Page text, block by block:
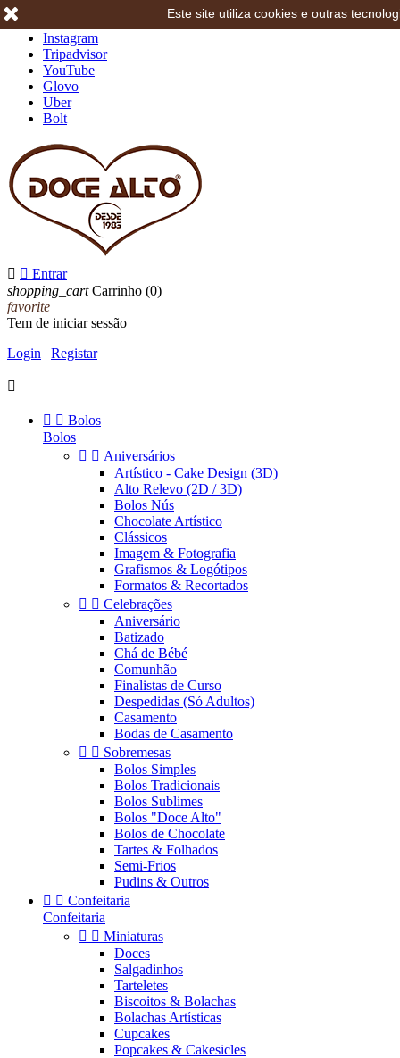
Instagram
Tripadvisor
YouTube
Glovo
Uber
Bolt
  Entrar
shopping_cart Carrinho (0)
favorite
Tem de iniciar sessão
Login | Registar

  Bolos
Bolos
  Aniversários
Artístico - Cake Design (3D)
Alto Relevo (2D / 3D)
Bolos Nús
Chocolate Artístico
Clássicos
Imagem & Fotografia
Grafismos & Logótipos
Formatos & Recortados
  Celebrações
Aniversário
Batizado
Chá de Bébé
Comunhão
Finalistas de Curso
Despedidas (Só Adultos)
Casamento
Bodas de Casamento
  Sobremesas
Bolos Simples
Bolos Tradicionais
Bolos Sublimes
Bolos "Doce Alto"
Bolos de Chocolate
Tartes & Folhados
Semi-Frios
Pudins & Outros
  Confeitaria
Confeitaria
  Miniaturas
Doces
Salgadinhos
Tarteletes
Biscoitos & Bolachas
Bolachas Artísticas
Cupcakes
Popcakes & Cakesicles
Este site utiliza cookies e outras